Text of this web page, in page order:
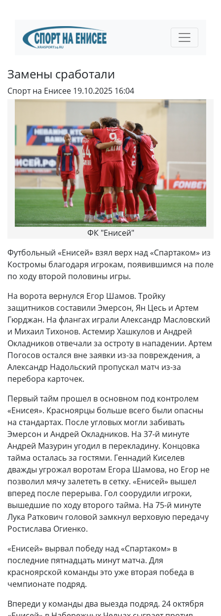
Замены сработали
Спорт на Енисее 19.10.2025 16:04
ФК "Енисей"
Футбольный «Енисей» взял верх над «Спартаком» из
Костромы благодаря игрокам, появившимся на поле
по ходу второй половины игры.
На ворота вернулся Егор Шамов. Тройку
защитников составили Эмерсон, Ян Цесь и Артем
Гюрджан. На флангах играли Александр Масловский
и Михаил Тихонов. Астемир Хашкулов и Андрей
Окладников отвечали за остроту в нападении. Артем
Погосов остался вне заявки из-за повреждения, а
Александр Надольский пропускал матч из-за
перебора карточек.
Первый тайм прошел в основном под контролем
«Енисея». Красноярцы больше всего были опасны
на стандартах. После угловых могли забивать
Эмерсон и Андрей Окладников. На 37-й минуте
Андрей Мазурин угодил в перекладину. Концовка
тайма осталась за гостями. Геннадий Киселев
дважды угрожал воротам Егора Шамова, но Егор не
позволил мячу залететь в сетку. «Енисей» вышел
вперед после перерыва. Гол соорудили игроки,
вышедшие по ходу второго тайма. На 75-й минуте
Лука Раткович головой замкнул верховую передачу
Ростислава Огиенко.
«Енисей» вырвал победу над «Спартаком» в
последние пятнадцать минут матча. Для
красноярской команды это уже вторая победа в
чемпионате подряд.
Впереди у команды два выезда подряд. 24 октября